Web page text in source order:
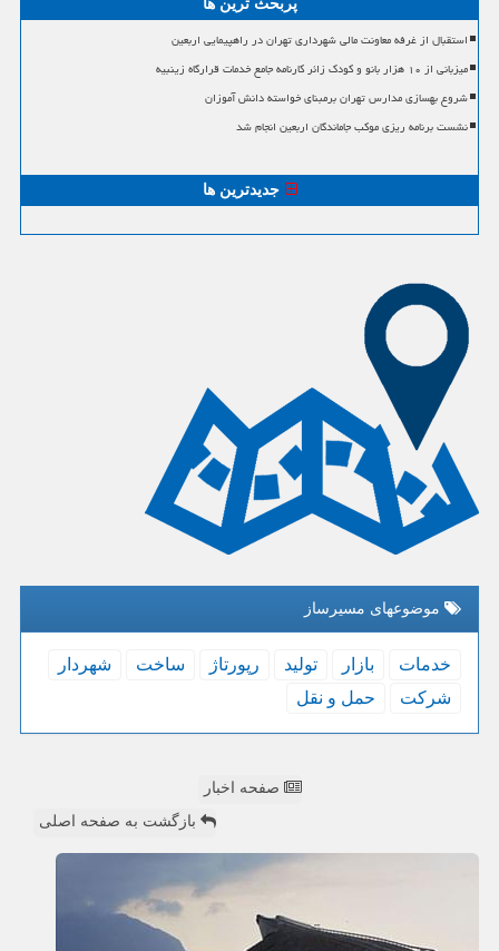
پربحث ترین ها
استقبال از غرفه معاونت مالی شهرداری تهران در راهپیمایی اربعین
میزبانی از ۱۰ هزار بانو و کودک زائر کارنامه جامع خدمات قرارگاه زینبیه
شروع بهسازی مدارس تهران برمبنای خواسته دانش آموزان
نشست برنامه ریزی موکب جاماندگان اربعین انجام شد
جدیدترین ها
موضوعهای مسیرساز
خدمات بازار تولید رپورتاژ ساخت
شهردار
شركت
حمل و نقل
صفحه اخبار
بازگشت به صفحه اصلی